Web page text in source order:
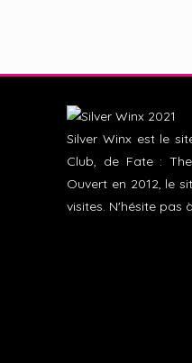
Silver Winx est le
Club, de Fate :
Ouvert en 2012, le
visites. N'hésite pas